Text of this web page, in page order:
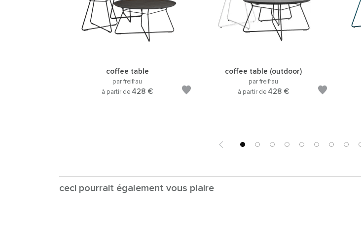
coffee table
par freifrau
à partir de 428 €
coffee table (outdoor)
par freifrau
à partir de 428 €
ceci pourrait également vous plaire